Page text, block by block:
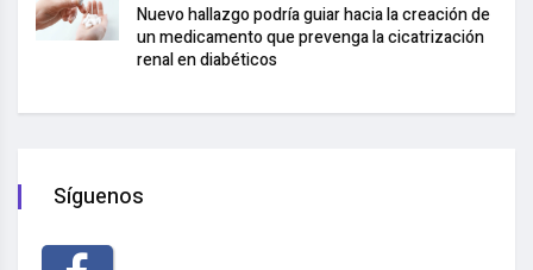
Nuevo hallazgo podría guiar hacia la creación de
un medicamento que prevenga la cicatrización
renal en diabéticos
Síguenos